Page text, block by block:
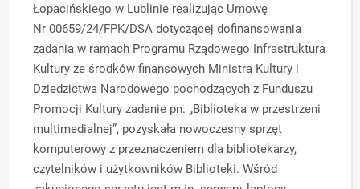
Łopacińskiego w Lublinie realizując Umowę
Nr 00659/24/FPK/DSA dotyczącej dofinansowania
zadania w ramach Programu Rządowego Infrastruktura
Kultury ze środków finansowych Ministra Kultury i
Dziedzictwa Narodowego pochodzących z Funduszu
Promocji Kultury zadanie pn. „Biblioteka w przestrzeni
multimedialnej”, pozyskała nowoczesny sprzęt
komputerowy z przeznaczeniem dla bibliotekarzy,
czytelników i użytkowników Biblioteki. Wśród